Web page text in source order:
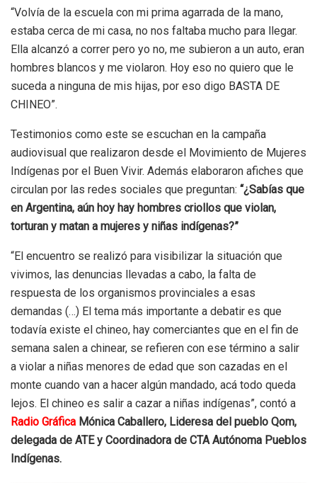
“Volvía de la escuela con mi prima agarrada de la mano,
estaba cerca de mi casa, no nos faltaba mucho para llegar.
Ella alcanzó a correr pero yo no, me subieron a un auto, eran
hombres blancos y me violaron. Hoy eso no quiero que le
suceda a ninguna de mis hijas, por eso digo BASTA DE
CHINEO”.
Testimonios como este se escuchan en la campaña
audiovisual que realizaron desde el Movimiento de Mujeres
Indígenas por el Buen Vivir. Además elaboraron afiches que
circulan por las redes sociales que preguntan: “¿Sabías que
en Argentina, aún hoy hay hombres criollos que violan,
torturan y matan a mujeres y niñas indígenas?”
“El encuentro se realizó para visibilizar la situación que
vivimos, las denuncias llevadas a cabo, la falta de
respuesta de los organismos provinciales a esas
demandas (…) El tema más importante a debatir es que
todavía existe el chineo, hay comerciantes que en el fin de
semana salen a chinear, se refieren con ese término a salir
a violar a niñas menores de edad que son cazadas en el
monte cuando van a hacer algún mandado, acá todo queda
lejos. El chineo es salir a cazar a niñas indígenas”, contó a
Radio Gráfica Mónica Caballero, Lideresa del pueblo Qom,
delegada de ATE y Coordinadora de CTA Autónoma Pueblos
Indígenas.